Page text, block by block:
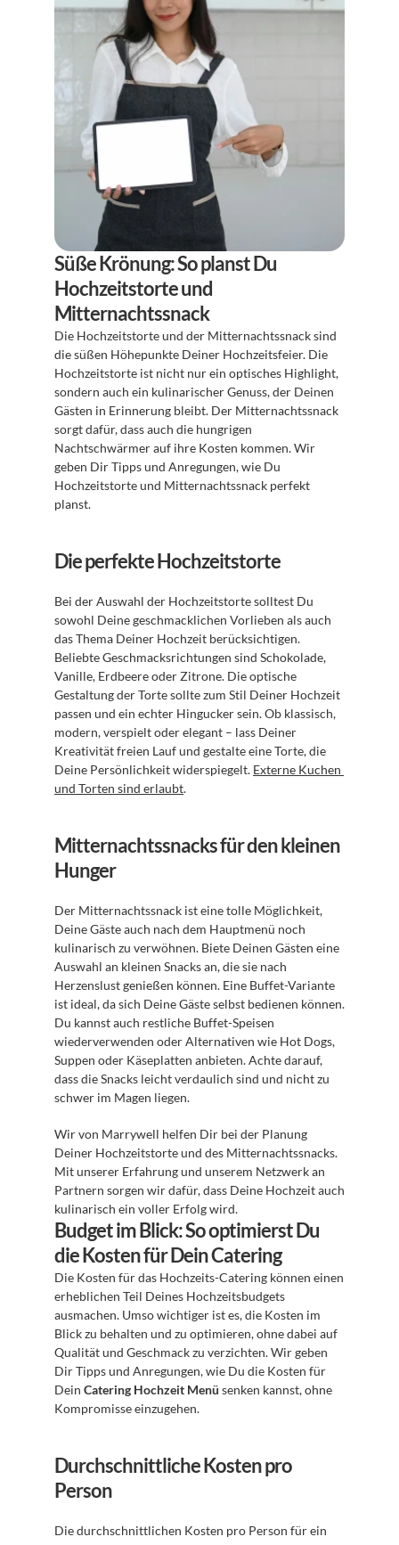
Süße Krönung: So planst Du
Hochzeitstorte und
Mitternachtssnack
Die Hochzeitstorte und der Mitternachtssnack sind
die süßen Höhepunkte Deiner Hochzeitsfeier. Die
Hochzeitstorte ist nicht nur ein optisches Highlight,
sondern auch ein kulinarischer Genuss, der Deinen
Gästen in Erinnerung bleibt. Der Mitternachtssnack
sorgt dafür, dass auch die hungrigen
Nachtschwärmer auf ihre Kosten kommen. Wir
geben Dir Tipps und Anregungen, wie Du
Hochzeitstorte und Mitternachtssnack perfekt
planst.
Die perfekte Hochzeitstorte
Bei der Auswahl der Hochzeitstorte solltest Du
sowohl Deine geschmacklichen Vorlieben als auch
das Thema Deiner Hochzeit berücksichtigen.
Beliebte Geschmacksrichtungen sind Schokolade,
Vanille, Erdbeere oder Zitrone. Die optische
Gestaltung der Torte sollte zum Stil Deiner Hochzeit
passen und ein echter Hingucker sein. Ob klassisch,
modern, verspielt oder elegant – lass Deiner
Kreativität freien Lauf und gestalte eine Torte, die
Deine Persönlichkeit widerspiegelt. Externe Kuchen
und Torten sind erlaubt.
Mitternachtssnacks für den kleinen
Hunger
Der Mitternachtssnack ist eine tolle Möglichkeit,
Deine Gäste auch nach dem Hauptmenü noch
kulinarisch zu verwöhnen. Biete Deinen Gästen eine
Auswahl an kleinen Snacks an, die sie nach
Herzenslust genießen können. Eine Buffet-Variante
ist ideal, da sich Deine Gäste selbst bedienen können.
Du kannst auch restliche Buffet-Speisen
wiederverwenden oder Alternativen wie Hot Dogs,
Suppen oder Käseplatten anbieten. Achte darauf,
dass die Snacks leicht verdaulich sind und nicht zu
schwer im Magen liegen.
Wir von Marrywell helfen Dir bei der Planung
Deiner Hochzeitstorte und des Mitternachtssnacks.
Mit unserer Erfahrung und unserem Netzwerk an
Partnern sorgen wir dafür, dass Deine Hochzeit auch
kulinarisch ein voller Erfolg wird.
Budget im Blick: So optimierst Du
die Kosten für Dein Catering
Die Kosten für das Hochzeits-Catering können einen
erheblichen Teil Deines Hochzeitsbudgets
ausmachen. Umso wichtiger ist es, die Kosten im
Blick zu behalten und zu optimieren, ohne dabei auf
Qualität und Geschmack zu verzichten. Wir geben
Dir Tipps und Anregungen, wie Du die Kosten für
Dein Catering Hochzeit Menü senken kannst, ohne
Kompromisse einzugehen.
Durchschnittliche Kosten pro
Person